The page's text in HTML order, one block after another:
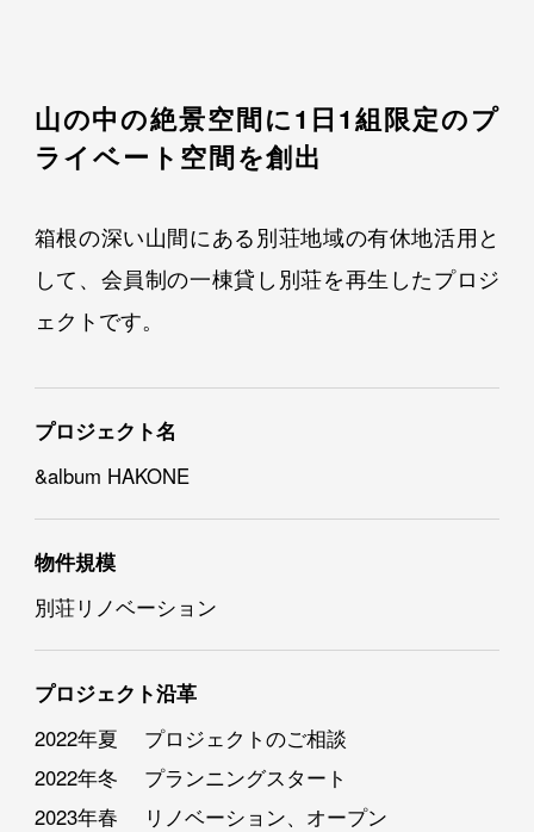
山の中の絶景空間に1日1組限定のプ
ライベート空間を創出
箱根の深い山間にある別荘地域の有休地活用と
して、会員制の一棟貸し別荘を再生したプロジ
ェクトです。
プロジェクト名
&album HAKONE
物件規模
別荘リノベーション
プロジェクト沿革
2022年夏 プロジェクトのご相談
2022年冬 プランニングスタート
2023年春 リノベーション、オープン